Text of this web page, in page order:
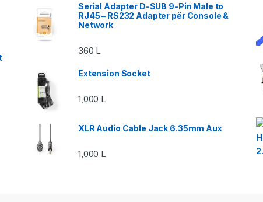
Serial Adapter D-SUB 9-Pin Male to
RJ45 – RS232 Adapter për Console &
Network
360 L
Extension Socket
1,000 L
XLR Audio Cable Jack 6.35mm Aux
1,000 L